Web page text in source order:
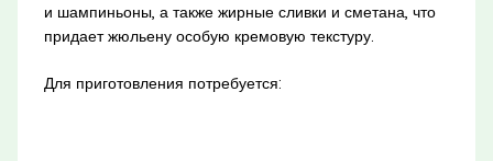
и шампиньоны, а также жирные сливки и сметана, что
придает жюльену особую кремовую текстуру.
Для приготовления потребуется: